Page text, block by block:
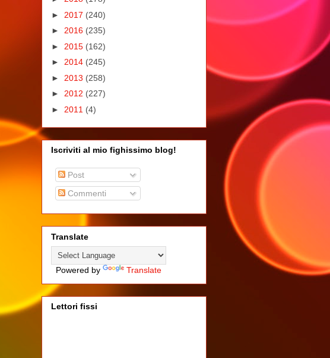
► 2017 (240)
► 2016 (235)
► 2015 (162)
► 2014 (245)
► 2013 (258)
► 2012 (227)
► 2011 (4)
Iscriviti al mio fighissimo blog!
Post
Commenti
Translate
Powered by Translate
Lettori fissi